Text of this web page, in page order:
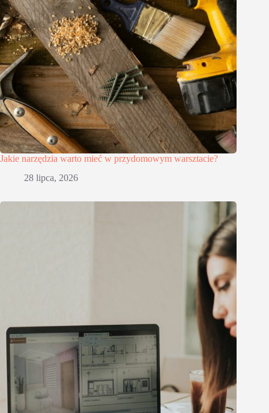
Jakie narzędzia warto mieć w przydomowym warsztacie?
28 lipca, 2026